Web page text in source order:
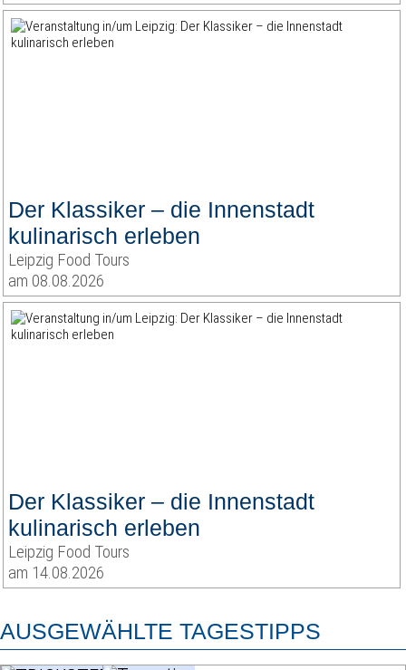
Der Klassiker – die Innenstadt
kulinarisch erleben
Leipzig Food Tours
am 08.08.2026
Der Klassiker – die Innenstadt
kulinarisch erleben
Leipzig Food Tours
am 14.08.2026
AUSGEWÄHLTE TAGESTIPPS